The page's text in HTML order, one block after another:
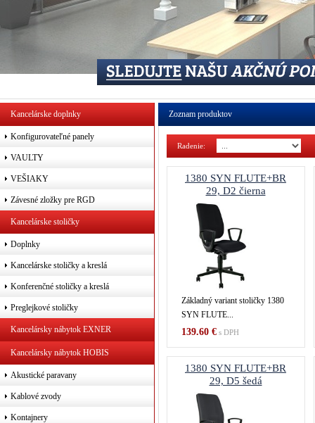
Kancelárske doplnky
Konfigurovateľné panely
VAULTY
VEŠIAKY
Závesné zložky pre RGD
Kancelárske stoličky
Doplnky
Kancelárske stoličky a kreslá
Konferenčné stoličky a kreslá
Preglejkové stoličky
Kancelársky nábytok EXNER
Kancelársky nábytok HOBIS
Akustické paravany
Kablové zvody
Kontajnery
Zoznam produktov
Radenie:
1380 SYN FLUTE+BR
29, D2 čierna
Základný variant stoličky 1380
SYN FLUTE...
139.60 €s DPH
1380 SYN FLUTE+BR
29, D5 šedá